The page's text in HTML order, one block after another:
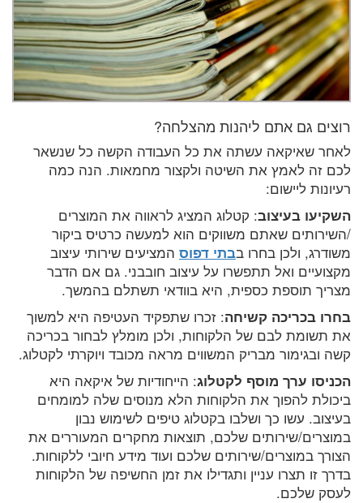
רוצים גם אתם ליהנות מהצלחה?
לאחר שאיקאה עשתה את כל העבודה הקשה כל שנשאר
לכם זה לאמץ את השיטה ולקצור מחמאות. הנה כמה
רעיונות ליישום:
השקיעו בעיצוב: קטלוג המציג לראווה את המוצרים
/השירותים שאתם משווקים הוא למעשה כרטיס ביקור
משודרג, ולכן בחרו בבתי דפוס המציעים שירותי עיצוב
מקצועיים ואל תתפשרו על עיצוב חובבני. גם אם הדבר
מצריך תוספת כספית, היא בוודאי תשתלם בהמשך.
בחרו בכריכה קשיחה: זכרו שתפקיד העטיפה היא למשוך
את תשומת לבם של הלקוחות, ולכן מומלץ לבחור בכריכה
קשה ובגימור מבריק המשווים מראה מכובד ויוקרתי לקטלוג.
הכניסו ערך מוסף לקטלוג: הייחודיות של איקאה היא
ביכולת להפוך את הלקוחות הלא מנוסים שלה למומחים
בעיצוב. עשו כך ושלבו בקטלוג טיפים לשימוש נבון
במוצרים/שירותים שלכם, תוצאות מחקרים המעוררים את
הצורך במוצרים/שירותים שלכם ועוד מידע חיובי ללקוחות.
בדרך זו תצרו עניין ותגדילו את זמן החשיפה של הלקוחות
לעסק שלכם.